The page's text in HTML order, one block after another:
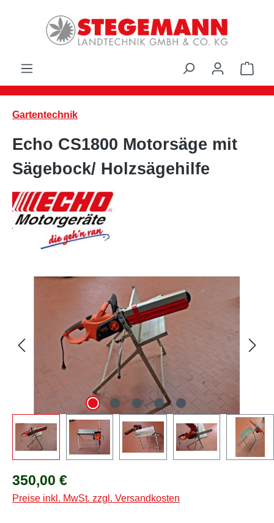
Zum Hauptinhalt springen
Gartentechnik
Echo CS1800 Motorsäge mit
Sägebock/ Holzsägehilfe
Bildergalerie überspringen
Regulärer Preis:
350,00 €
Preise inkl. MwSt. zzgl. Versandkosten